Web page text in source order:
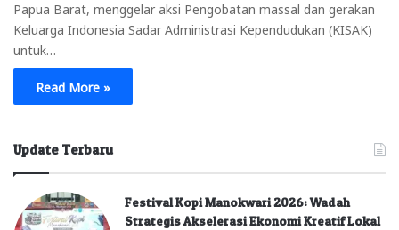
Papua Barat, menggelar aksi Pengobatan massal dan gerakan
Keluarga Indonesia Sadar Administrasi Kependudukan (KISAK)
untuk…
Read More »
Update Terbaru
Festival Kopi Manokwari 2026: Wadah
Strategis Akselerasi Ekonomi Kreatif Lokal